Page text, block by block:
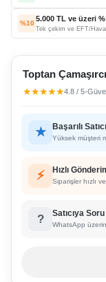
%10
5.000 TL ve üzeri
Tek çekim ve EFT/
Toptan Çamaşırcı
★★★★★4.8 / 5•
★ Başarılı Satıcı
Yüksek müşteri
⚡ Hızlı
Siparişler hızlı
? Satıcıya
WhatsApp